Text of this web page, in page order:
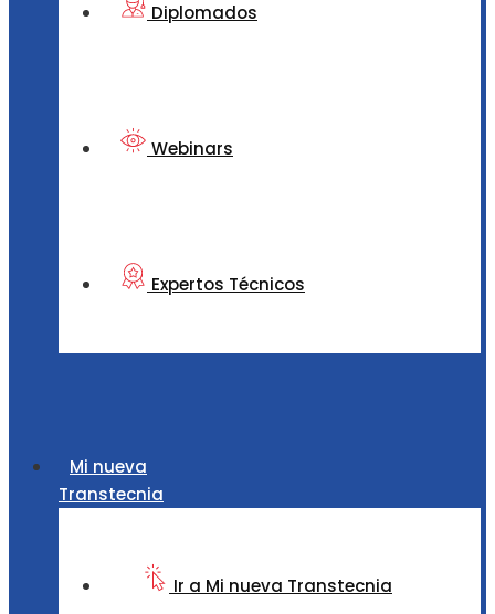
Diplomados
Webinars
Expertos Técnicos
Mi nueva
Transtecnia
Ir a Mi nueva Transtecnia